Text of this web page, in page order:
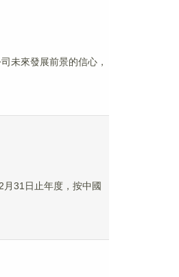
未來發展前景的信心，
31日止年度，按中國